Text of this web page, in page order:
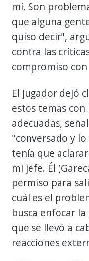
mí. Son
que alguna
quiso decir",
contra las
compromiso con
El jugador dejó
estos temas
adecuadas,
"conversado y
tenía que
mi jefe. Él
permiso para
cuál es el
busca enfocar
que se llevó a
reacciones